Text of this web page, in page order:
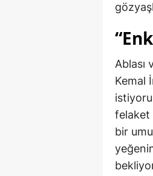
Ablası
Kemal
felaket
bir